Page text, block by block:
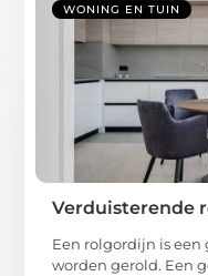
WONING EN TUIN
Verduisterende
Een rolgordijn is
worden gerold. Een